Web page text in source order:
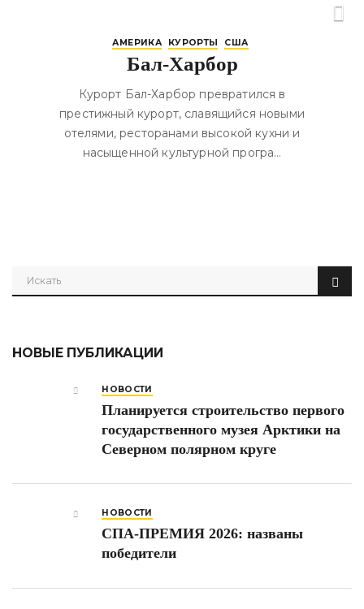
АМЕРИКА КУРОРТЫ США
Бал-Харбор
Курорт Бал-Харбор превратился в
престижный курорт, славящийся новыми
отелями, ресторанами высокой кухни и
насыщенной культурной програ…
НОВЫЕ ПУБЛИКАЦИИ
НОВОСТИ
Планируется строительство первого
государственного музея Арктики на
Северном полярном круге
НОВОСТИ
СПА-ПРЕМИЯ 2026: названы
победители